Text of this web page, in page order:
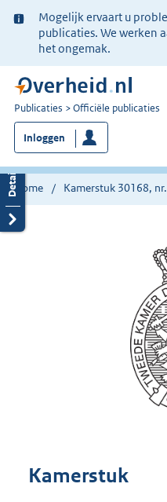
Ter
informatie:
Mogelijk ervaart u
publicaties. We werken
het ongemak.
U
bent
nu
hier:
Publicaties Officiële publicaties
Inloggen
Home Kamerstuk 30168,
Kamerstuk